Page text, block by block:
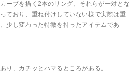
ーブを描く2本のリング、それらが一対とな
ており、重ね付けしていない様で実際は重
少し変わった特徴を持ったアイテムであ
り、カチッとハマるところがある。